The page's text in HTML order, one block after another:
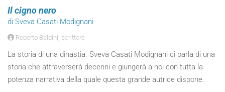
Il cigno nero
di Sveva Casati Modignani
Roberto Baldini, scrittore
La storia di una dinastia. Sveva Casati Modignani ci parla di una
storia che attraverserà decenni e giungerà a noi con tutta la
potenza narrativa della quale questa grande autrice dispone.